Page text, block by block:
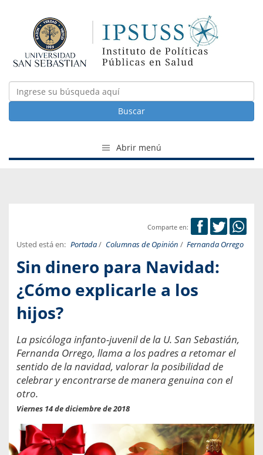
Buscar
Abrir menú
Comparte en:
Usted está en: Portada/ Columnas de Opinión / Fernanda Orrego
Sin dinero para Navidad:
¿Cómo explicarle a los
hijos?
La psicóloga infanto-juvenil de la U. San Sebastián,
Fernanda Orrego, llama a los padres a retomar el
sentido de la navidad, valorar la posibilidad de
celebrar y encontrarse de manera genuina con el
otro.
Viernes 14 de diciembre de 2018